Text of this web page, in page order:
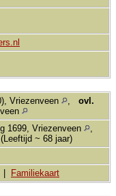
Vriezenveen
ovl.
1699, Vriezenveen
(Leeftijd ~ 68 jaar)
Familiekaart